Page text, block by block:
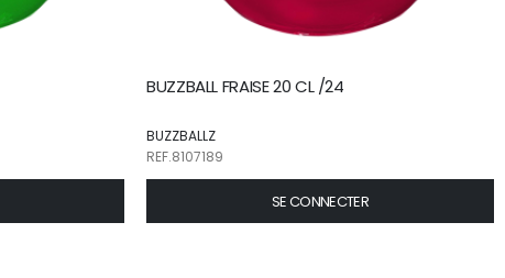
BUZZBALL FRAISE 20 CL /24
BUZZBALLZ
REF.8107189
SE CONNECTER